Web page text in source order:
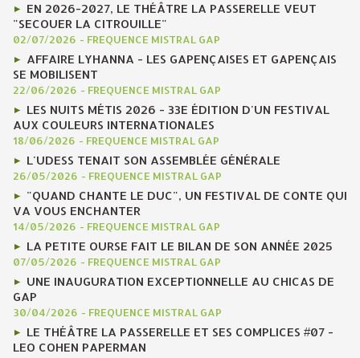
EN 2026-2027, LE THÉÂTRE LA PASSERELLE VEUT
"SECOUER LA CITROUILLE"
02/07/2026 - FREQUENCE MISTRAL GAP
AFFAIRE LYHANNA - LES GAPENÇAISES ET GAPENÇAIS
SE MOBILISENT
22/06/2026 - FREQUENCE MISTRAL GAP
LES NUITS MÉTIS 2026 - 33E ÉDITION D'UN FESTIVAL
AUX COULEURS INTERNATIONALES
18/06/2026 - FREQUENCE MISTRAL GAP
L'UDESS TENAIT SON ASSEMBLÉE GÉNÉRALE
26/05/2026 - FREQUENCE MISTRAL GAP
"QUAND CHANTE LE DUC", UN FESTIVAL DE CONTE QUI
VA VOUS ENCHANTER
14/05/2026 - FREQUENCE MISTRAL GAP
LA PETITE OURSE FAIT LE BILAN DE SON ANNÉE 2025
07/05/2026 - FREQUENCE MISTRAL GAP
UNE INAUGURATION EXCEPTIONNELLE AU CHICAS DE
GAP
30/04/2026 - FREQUENCE MISTRAL GAP
LE THÉÂTRE LA PASSERELLE ET SES COMPLICES #07 -
LEO COHEN PAPERMAN